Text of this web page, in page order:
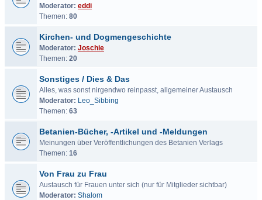
Moderator: eddi
Themen: 80
Kirchen- und Dogmengeschichte
Moderator: Joschie
Themen: 20
Sonstiges / Dies & Das
Alles, was sonst nirgendwo reinpasst, allgemeiner Austausch
Moderator: Leo_Sibbing
Themen: 63
Betanien-Bücher, -Artikel und -Meldungen
Meinungen über Veröffentlichungen des Betanien Verlags
Themen: 16
Von Frau zu Frau
Austausch für Frauen unter sich (nur für Mitglieder sichtbar)
Moderator: Shalom